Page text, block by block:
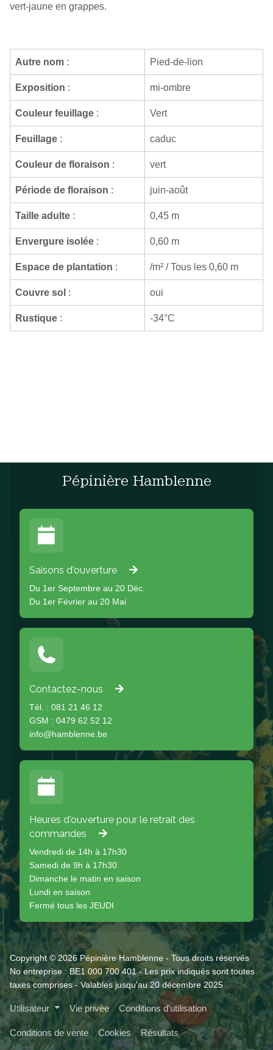
vert-jaune en grappes.
Autre nom : Pied-de-lion
Exposition : mi-ombre
Couleur feuillage : Vert
Feuillage : caduc
Couleur de floraison : vert
Période de floraison : juin-août
Taille adulte : 0,45 m
Envergure isolée : 0,60 m
Espace de plantation : /m² / Tous les 0,60 m
Couvre sol : oui
Rustique : -34°C
Pépinière Hamblenne
Saisons d'ouverture
Du 1er Septembre au 20 Déc.
Du 1er Février au 20 Mai
Contactez-nous
Tél. : 081 21 46 12
GSM : 0479 62 52 12
info@hamblenne.be
Heures d'ouverture pour le retrait des
commandes
Vendredi de 14h à 17h30
Samedi de 9h à 17h30
Dimanche le matin en saison
Lundi en saison
Fermé tous les JEUDI
Copyright © 2026 Pépinière Hamblenne - Tous droits réservés
No entreprise : BE1 000 700 401 - Les prix indiqués sont toutes
taxes comprises - Valables jusqu'au 20 décembre 2025
Utilisateur Vie privée Conditions d'utilisation
Conditions de vente Cookies Résultats